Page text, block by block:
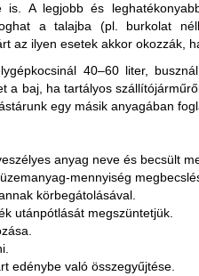
A legjobb és
a talajba (pl. burkolat
az ilyen esetek akkor okozzák,
40–60 liter,
baj, ha tartályos
egy másik anyagában
anyag neve és becsült
mennyiség
körbegátolásával.
utánpótlását megszüntetjük.
edénybe való összegyűjtése.